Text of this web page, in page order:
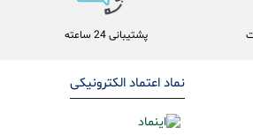
پشتیبانی 24 ساعته
نماد اعتماد الکترونیکی